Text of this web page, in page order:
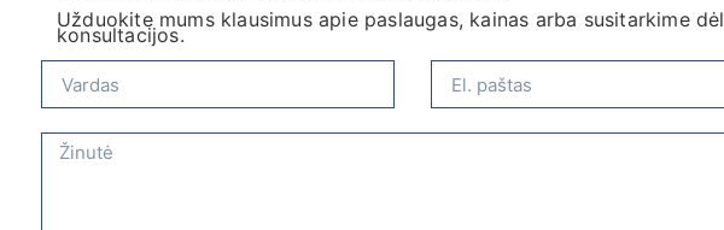
Užduokite mums klausimus apie paslaugas, kainas arba susitarkime dėl
konsultacijos.